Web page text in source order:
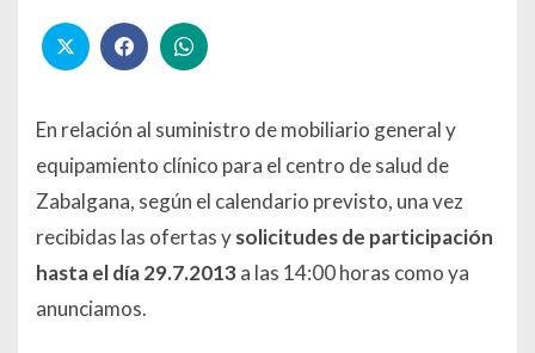
En relación al suministro de mobiliario general y
equipamiento clínico para el centro de salud de
Zabalgana, según el calendario previsto, una vez
recibidas las ofertas ysolicitudes de participación
hasta el día 29.7.2013a las 14:00 horas como ya
anunciamos.